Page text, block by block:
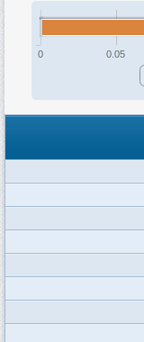
0 0.05